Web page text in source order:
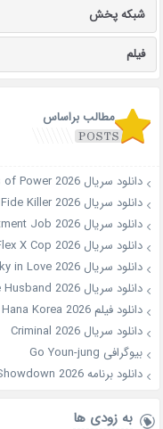
شبکه پخش
فیلم
مطالب براساس
دانلود سریال Blossoms of Power 2026
دانلود سریال A Bona Fide Killer 2026
دانلود سریال The Apartment Job 2026
دانلود سریال Flex X Cop 2026
دانلود سریال Spooky in Love 2026
دانلود سریال The Husband 2026
دانلود فیلم Hana Korea 2026
دانلود سریال Criminal 2026
بیوگرافی Go Youn-jung
دانلود برنامه Kill It: Style Creator Showdown 2026
به زودی ها